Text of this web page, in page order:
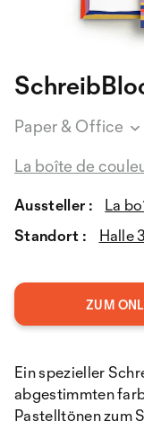
Paper & Office
La boîte de
Aussteller :
La
Standort :
Halle
ZUM
Ein spezieller
abgestimmten
Pastelltönen zum